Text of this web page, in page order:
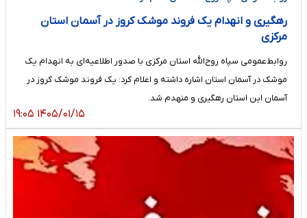
رهگیری و انهدام یک فروند موشک کروز در آسمان استان
مرکزی
روابط‌عمومی سپاه روح‌الله استان مرکزی با صدور اطلاعیه‌ای به انهدام یک
موشک در آسمان استان اشاره داشته و اعلام کرد: یک فروند موشک کروز در
آسمان این استان رهگیری و منهدم شد.
۱۴۰۵/۰۱/۱۵ ۱۹:۰۵